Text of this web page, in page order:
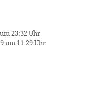
23:32 Uhr
um 11:29 Uhr